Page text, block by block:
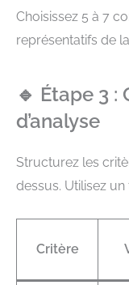
Choisissez 5 à 7
représentatifs de
🔹 Étape 3
d’analyse
Structurez les
dessus. Utilisez
Critère